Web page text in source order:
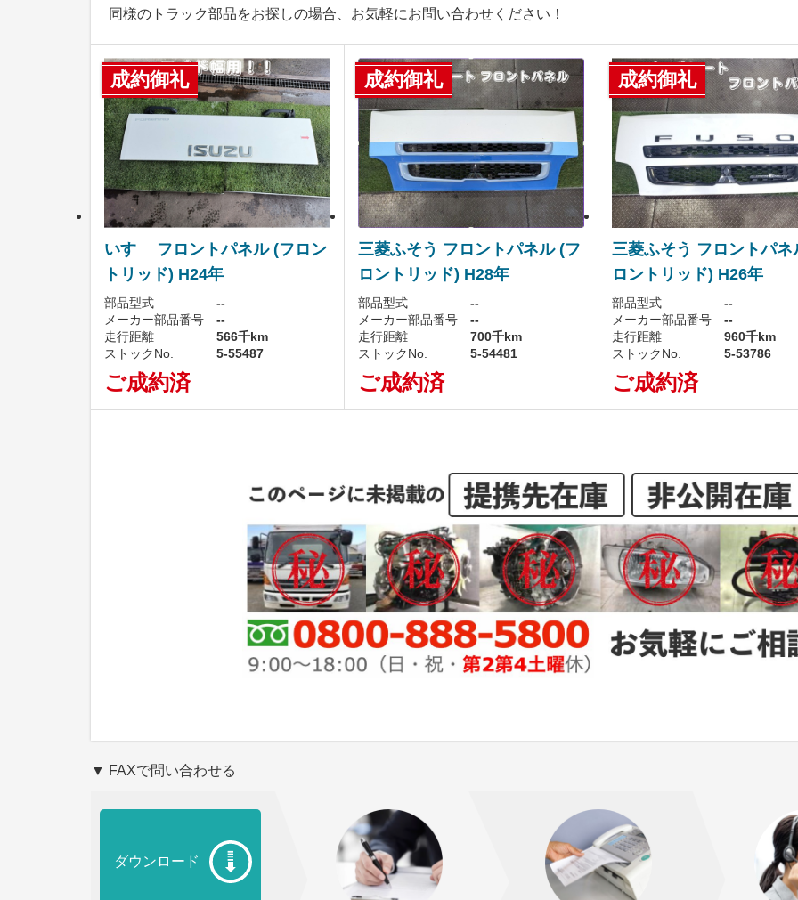
同様のトラック部品をお探しの場合、お気軽にお問い合わせください！
成約御礼
いすゞ フロントパネル (フロン
トリッド) H24年
部品型式
--
メーカー部品番号
--
走行距離
566千km
ストックNo.
5-55487
ご成約済
成約御礼
三菱ふそう フロントパネル (フ
ロントリッド) H28年
部品型式
--
メーカー部品番号
--
走行距離
700千km
ストックNo.
5-54481
ご成約済
成約御礼
三菱ふそう フロントパネ
ロントリッド) H26年
部品型式
--
メーカー部品番号
--
走行距離
960千km
ストックNo.
5-53786
ご成約済
▼ FAXで問い合わせる
ダウンロード